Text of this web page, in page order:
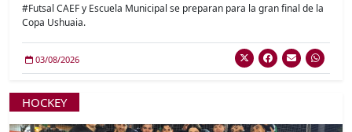
#Futsal CAEF y Escuela Municipal se preparan para la gran final de la
Copa Ushuaia.
03/08/2026
HOCKEY